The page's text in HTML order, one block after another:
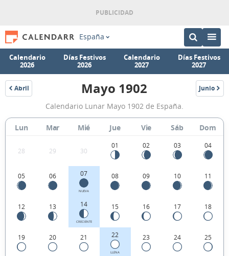
España
Calendario
2026
Días Festivos
2026
Calendario
2027
Días Festivos
2027
Abril
1902
Calendario
Lunar
Mayo
1902
de
España.
Mayo 1902 Junio
1902
Calendario Lunar Mayo 1902 de España.
Lun Mar Mié Jue Vie Sáb Dom
28 29 30
01 02 03 04
05 06 07
NUEVA
08 09 10 11
12 13 14
CRECIENTE
15 16 17 18
19 20 21 22
LLENA
23 24 25